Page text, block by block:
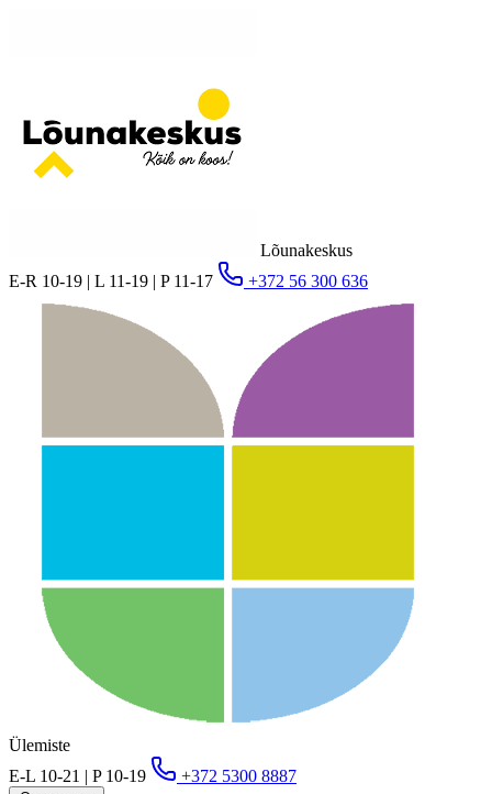
Lõunakeskus
E-R 10-19 | L 11-19 | P 11-17
+372 56 300 636
Ülemiste
E-L 10-21 | P 10-19
+372 5300 8887